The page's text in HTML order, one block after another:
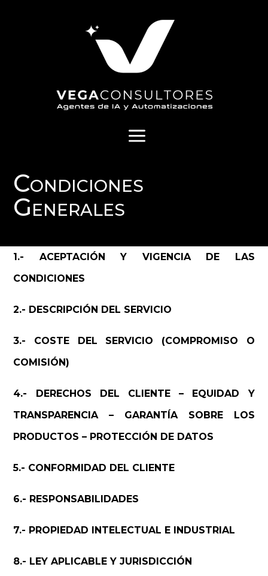
a
Condiciones
Generales
1.- ACEPTACIÓN Y VIGENCIA DE LAS
CONDICIONES
2.- DESCRIPCIÓN DEL SERVICIO
3.- COSTE DEL SERVICIO (COMPROMISO O
COMISIÓN)
4.- DERECHOS DEL CLIENTE – EQUIDAD Y
TRANSPARENCIA – GARANTÍA SOBRE LOS
PRODUCTOS – PROTECCIÓN DE DATOS
5.- CONFORMIDAD DEL CLIENTE
6.- RESPONSABILIDADES
7.- PROPIEDAD INTELECTUAL E INDUSTRIAL
8.- LEY APLICABLE Y JURISDICCIÓN